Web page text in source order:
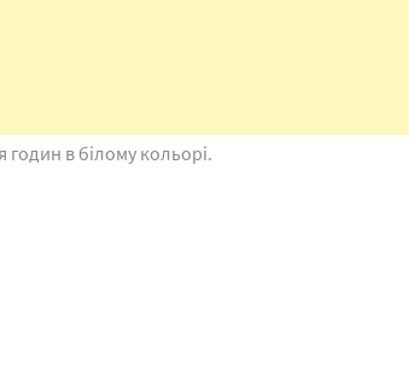
годин в білому кольорі.